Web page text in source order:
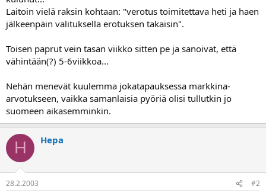
Laitoin vielä raksin kohtaan: "verotus toimitettava heti ja haen
jälkeenpäin valituksella erotuksen takaisin".
Toisen paprut vein tasan viikko sitten pe ja sanoivat, että
vähintään(?) 5-6viikkoa...
Nehän menevät kuulemma jokatapauksessa markkina-
arvotukseen, vaikka samanlaisia pyöriä olisi tullutkin jo
suomeen aikasemminkin.
H Hepa
28.2.2003 #2